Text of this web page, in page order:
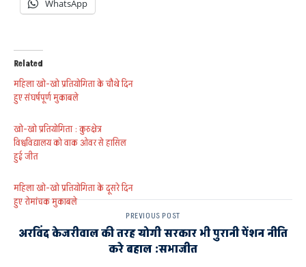
WhatsApp
Related
महिला खो-खो प्रतियोगिता के चौथे दिन
हुए संघर्षपूर्ण मुकाबले
खो-खो प्रतियोगिता : कुरुक्षेत्र
विश्वविद्यालय को वाक ओवर से हासिल
हुई जीत
महिला खो-खो प्रतियोगिता के दूसरे दिन
हुए रोमांचक मुकाबले
PREVIOUS POST
अरविंद केजरीवाल की तरह योगी सरकार भी पुरानी पेंशन नीति
करे बहाल :सभाजीत